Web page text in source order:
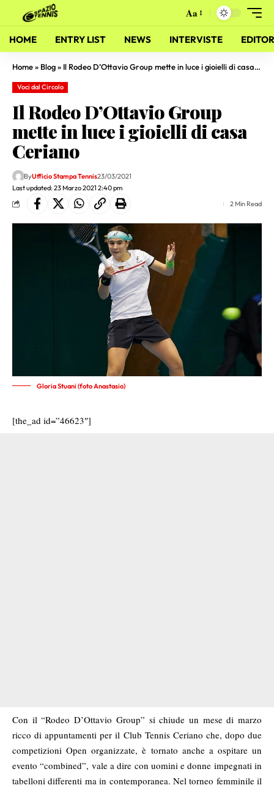
Aa
HOME ENTRY LIST NEWS INTERVISTE
Home» Blog» Il Rodeo D’Ottavio Group mette in luce i gioielli di casa Ceriano
Voci dal Circolo
Il Rodeo D’Ottavio Group
mette in luce i gioielli di casa
Ceriano
Last updated: 23 Marzo 2021 2:40 pm
ByUfficio Stampa Tennis23/03/2021
2 Min Read
Gloria Stuani (foto Anastasio)
[the_ad id=”46623″]
Con il “Rodeo D’Ottavio Group” si chiude un mese di marzo
ricco di appuntamenti per il Club Tennis Ceriano che, dopo due
competizioni Open organizzate, è tornato anche a ospitare un
evento “combined”, vale a dire con uomini e donne impegnati in
tabelloni differenti ma in contemporanea. Nel torneo femminile il